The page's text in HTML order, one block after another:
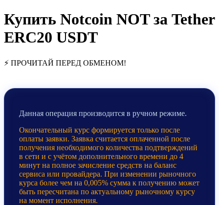
Купить Notcoin NOT за Tether
ERC20 USDT
⚡ ПРОЧИТАЙ ПЕРЕД ОБМЕНОМ!
Данная операция производится в ручном режиме.
Окончательный курс формируется только после
оплаты заявки. Заявка считается оплаченной после
получения необходимого количества подтверждений
в сети и с учётом дополнительного времени до 4
минут на полное зачисление средств на баланс
сервиса или провайдера. При изменении рыночного
курса более чем на 0,005% сумма к получению может
быть пересчитана по актуальному рыночному курсу
на момент исполнения.